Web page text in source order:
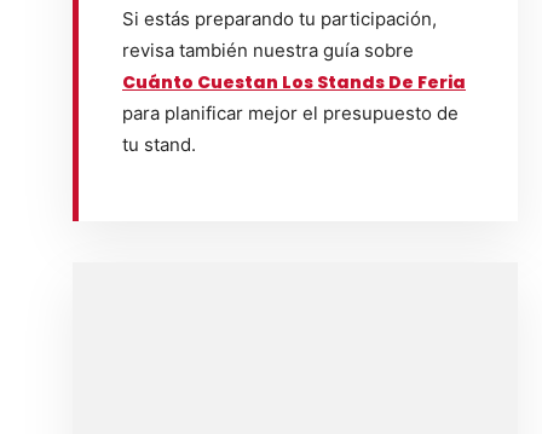
Si estás preparando tu participación,
revisa también nuestra guía sobre
Cuánto Cuestan Los Stands De Feria
para planificar mejor el presupuesto de
tu stand.